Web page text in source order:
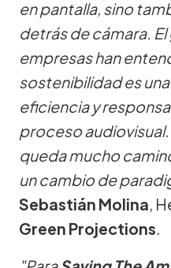
en pantalla, sino
detrás de cámara. El
empresas han
sostenibilidad es
eficiencia y
proceso
queda mucho
un cambio de
Sebastián Molina,
Green Projections.